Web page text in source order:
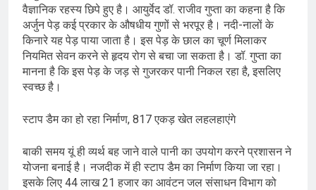
वैज्ञानिक रहस्य छिपे हुए है। आयुर्वेद डॉ. राजीव गुप्ता का कहना है कि
अर्जुन पेड़ कई प्रकार के औषधीय गुणों से भरपूर है। नदी-नालों के
किनारे यह पेड़ पाया जाता है। इस पेड़ के छाल का चूर्ण मिलाकर
नियमित सेवन करने से हृदय रोग से बचा जा सकता है। डॉ. गुप्ता का
मानना है कि इस पेड़ के जड़ से गुजरकर पानी निकल रहा है, इसलिए
स्वच्छ है।
स्टाप डैम का हो रहा निर्माण, 817 एकड़ खेत लहलहाएंगे
बाकी समय यूं ही व्यर्थ बह जाने वाले पानी का उपयोग करने प्रशासन ने
योजना बनाई है। नजदीक में ही स्टाप डैम का निर्माण किया जा रहा।
इसके लिए 44 लाख 21 हजार का आवंटन जल संसाधन विभाग को